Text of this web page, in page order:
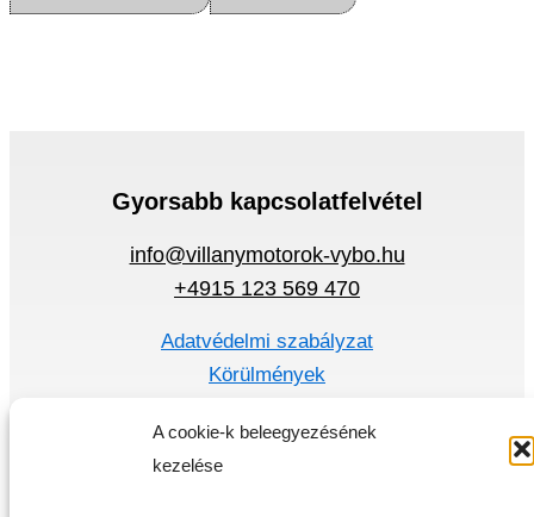
A cookie-k beleegyezésének
kezelése
Gyorsabb kapcsolatfelvétel
info@villanymotorok-vybo.hu
+4915 123 569 470
Adatvédelmi szabályzat
Körülmények
Gyors menü
Villanymotorok